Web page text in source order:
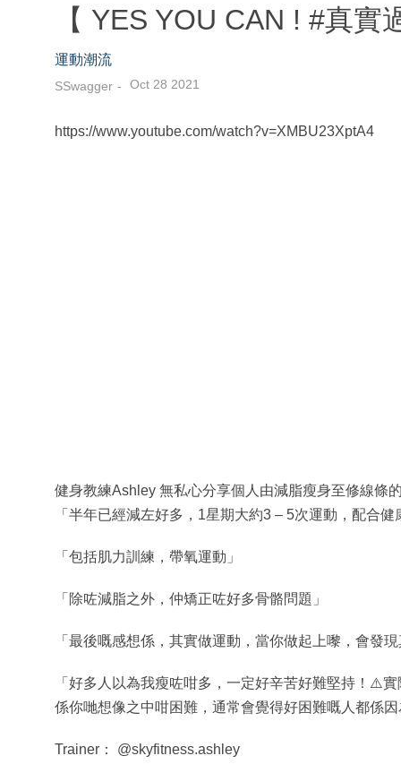
【 YES YOU CAN ! #真實
運動潮流
SSwagger Oct 28 2021
https://www.youtube.com/watch?v=XMBU23XptA4
健身教練Ashley 無私心分享個人由減脂瘦身至修線條的
「半年已經減左好多，1星期大約3 – 5次運動，配合健
「包括肌力訓練，帶氧運動」
「除咗減脂之外，仲矯正咗好多骨骼問題」
「最後嘅感想係，其實做運動，當你做起上嚟，會發
「好多人以為我瘦咗咁多，一定好辛苦好難堅持！⚠️
係你哋想像之中咁困難，通常會覺得好困難嘅人都係因
Trainer： @skyfitness.ashley